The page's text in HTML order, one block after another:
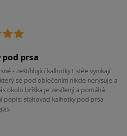
prsa
- zeštíhlující kalhotky Estée vynikají
se pod oblečením nikde nerýsuje a
okolo bříška je zesílený a pomáhá
stahovací kalhotky pod prsa